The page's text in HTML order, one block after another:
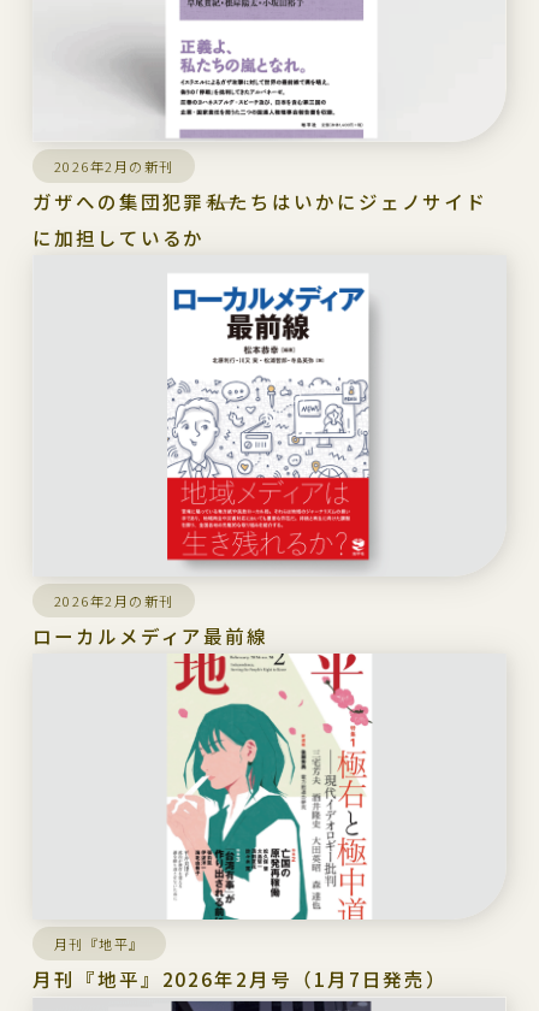
2026年2月の新刊
ガザへの集団犯罪――私たちはいかにジェノサイド
に加担しているか
2026年2月の新刊
ローカルメディア最前線
月刊『地平』
月刊『地平』2026年2月号（1月7日発売）